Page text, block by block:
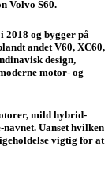
Volvo S60.
2018 og bygger på
andet V60, XC60,
design,
motor- og
mild hybrid-
Uanset hvilken
vigtig for at